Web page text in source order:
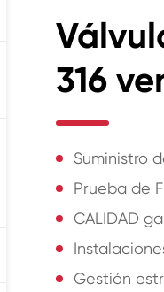
316
Suministro
Prueba de
CALIDAD
Gestión